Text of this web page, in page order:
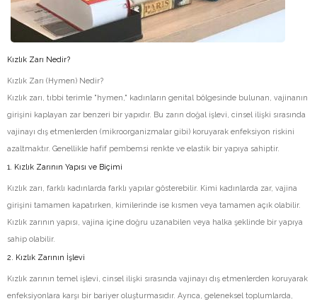
Kızlık Zarı Nedir?
Kızlık Zarı (Hymen) Nedir?
Kızlık zarı, tıbbi terimle "hymen," kadınların genital bölgesinde bulunan, vajinanın
girişini kaplayan zar benzeri bir yapıdır. Bu zarın doğal işlevi, cinsel ilişki sırasında
vajinayı dış etmenlerden (mikroorganizmalar gibi) koruyarak enfeksiyon riskini
azaltmaktır. Genellikle hafif pembemsi renkte ve elastik bir yapıya sahiptir.
1. Kızlık Zarının Yapısı ve Biçimi
Kızlık zarı, farklı kadınlarda farklı yapılar gösterebilir. Kimi kadınlarda zar, vajina
girişini tamamen kapatırken, kimilerinde ise kısmen veya tamamen açık olabilir.
Kızlık zarının yapısı, vajina içine doğru uzanabilen veya halka şeklinde bir yapıya
sahip olabilir.
2. Kızlık Zarının İşlevi
Kızlık zarının temel işlevi, cinsel ilişki sırasında vajinayı dış etmenlerden koruyarak
enfeksiyonlara karşı bir bariyer oluşturmasıdır. Ayrıca, geleneksel toplumlarda,